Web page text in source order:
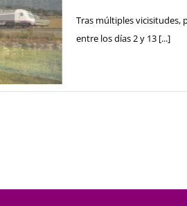
Tras múltiples vicisitudes,
entre los días 2 y 13 [...]